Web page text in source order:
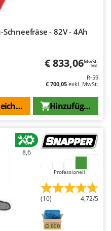
Schneefräse - 82V - 4Ah
€ 833,06MwSt.
inkl.
R-59
€ 700,05 exkl. MwSt.
Hinzufügen
Sie
8,6
Professionell
(10) 4,72/5